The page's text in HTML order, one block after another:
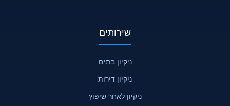
שירותים
ניקיון בתים
ניקיון דירות
ניקיון לאחר שיפוץ